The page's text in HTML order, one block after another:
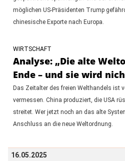
möglichen US-Präsidenten Trump
chinesische Exporte nach Europa.
WIRTSCHAFT
Analyse: „Die alte
Ende – und sie wird
Das Zeitalter des freien Welthandels ist
vermessen. China produziert, die USA
streitet. Wer jetzt noch an das alte
Anschluss an die neue Weltordnung.
16.05.2025